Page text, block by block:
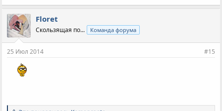
Floret
Скользящая по... Команда форума
25 Июл 2014 #15